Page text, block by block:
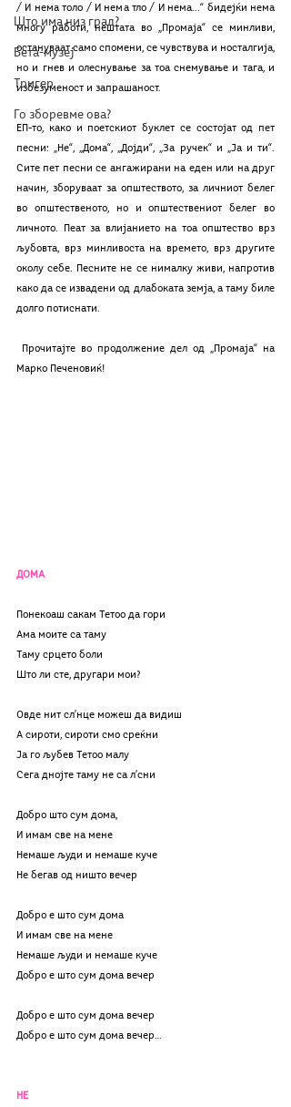
Што има низ град?
Бета-музеј
Тригер
Го зборевме ова?
/ И нема толо / И нема тло / И нема...“ бидејќи нема
многу работи, нештата во „Промаја“ се минливи,
остануваат само спомени, се чувствува и носталгија,
но и гнев и олеснување за тоа снемување и тага, и
избезуменост и запрашаност.
ЕП-то, како и поетскиот буклет се состојат од пет
песни: „Не“, „Дома“, „Дојди“, „За ручек“ и „Ја и ти“.
Сите пет песни се ангажирани на еден или на друг
начин, зборуваат за општеството, за личниот белег
во општественото, но и општествениот белег во
личното. Пеат за влијанието на тоа општество врз
љубовта, врз минливоста на времето, врз другите
околу себе. Песните не се нималку живи, напротив
како да се извадени од длабоката земја, а таму биле
долго потиснати.
Марко Печеновиќ!
ДОМА
Понекоаш сакам Тетоо да гори
Ама моите са таму
Таму срцето боли
Што ли сте, другари мои?
Овде нит сл’нце можеш да видиш
А сироти, сироти смо среќни
Ја го љубев Тетоо малу
Сега днојте таму не са л’сни
Добро што сум дома,
И имам све на мене
Немаше људи и немаше куче
Не бегав од ништо вечер
Добро е што сум дома
И имам све на мене
Немаше људи и немаше куче
Добро е што сум дома вечер
Добро е што сум дома вечер
Добро е што сум дома вечер…
НЕ